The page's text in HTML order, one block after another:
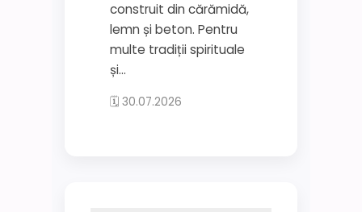
construit din cărămidă,
lemn și beton. Pentru
multe tradiții spirituale
și...
🗓 30.07.2026